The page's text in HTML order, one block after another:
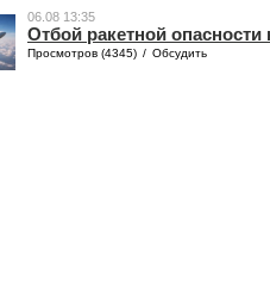
06.08 13:35
Отбой ракетной
Просмотров (4345) / Обсудить